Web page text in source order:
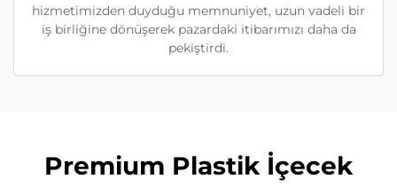
hizmetimizden duyduğu memnuniyet, uzun vadeli bir
iş birliğine dönüşerek pazardaki itibarımızı daha da
pekiştirdi.
Premium Plastik İçecek